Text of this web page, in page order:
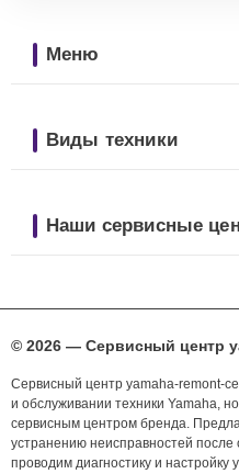
Меню
Виды техники
Наши сервисные
© 2026 — Сервисный центр
Сервисный центр yamaha-remont-
и обслуживании техники Yamaha,
сервисным центром бренда.
устранению неисправностей после
проводим диагностику и настройку